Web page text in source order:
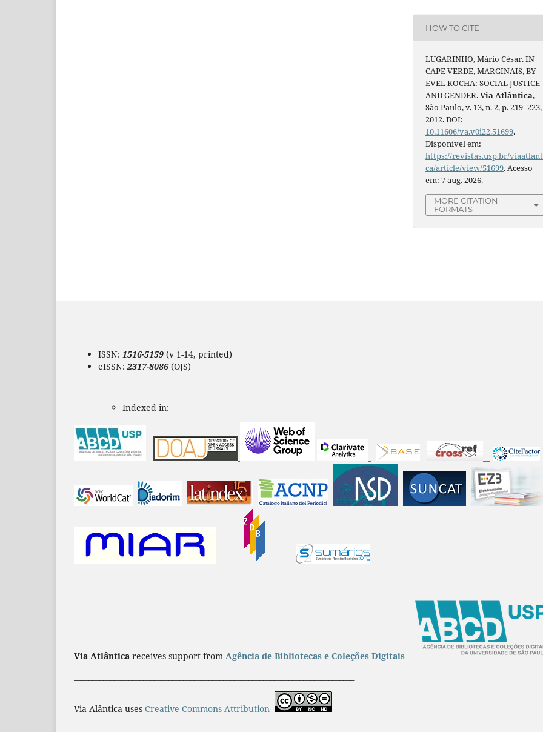
HOW TO CITE
LUGARINHO, Mário César. IN
CAPE VERDE, MARGINAIS, BY
EVEL ROCHA: SOCIAL JUSTICE
AND GENDER.Via Atlântica,
São Paulo, v. 13, n. 2, p. 219–223,
2012. DOI:
10.11606/va.v0i22.51699.
Disponível em:
https://revistas.usp.br/
ca/article/view/51699. Acesso
em: 7 aug. 2026.
MORE CITATION
FORMATS
ISSN: 1516-5159 (v 1-14, printed)
eISSN: 2317-8086 (OJS)
Indexed in:
Via Atlântica receives support from Agência de Bibliotecas e Coleções Digitais
Via Alântica uses Creative Commons Attribution